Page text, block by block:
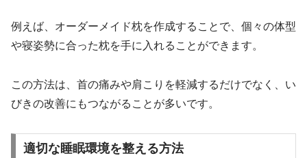
例えば、オーダーメイド枕を作成することで、個々の体型
や寝姿勢に合った枕を手に入れることができます。
この方法は、首の痛みや肩こりを軽減するだけでなく、い
びきの改善にもつながることが多いです。
適切な睡眠環境を整える方法